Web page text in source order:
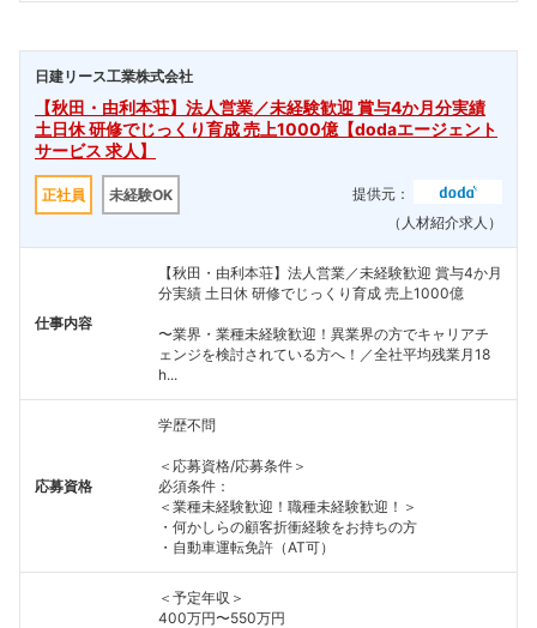
日建リース工業株式会社
【秋田・由利本荘】法人営業／未経験歓迎 賞与4か月分実績
土日休 研修でじっくり育成 売上1000億【dodaエージェント
サービス 求人】
正社員 未経験OK
提供元：
（人材紹介求人）
仕事内容
【秋田・由利本荘】法人営業／未経験歓迎 賞与4か月
分実績 土日休 研修でじっくり育成 売上1000億
〜業界・業種未経験歓迎！異業界の方でキャリアチ
ェンジを検討されている方へ！／全社平均残業月18
h...
応募資格
学歴不問
＜応募資格/応募条件＞
必須条件：
＜業種未経験歓迎！職種未経験歓迎！＞
・何かしらの顧客折衝経験をお持ちの方
・自動車運転免許（AT可）
＜予定年収＞
400万円〜550万円